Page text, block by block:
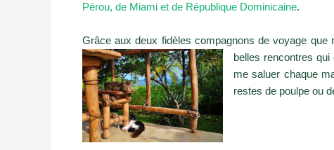
Pérou, de Miami et de République Dominicaine.
Grâce aux deux fidèles compagnons de voyage
belles rencontres
me saluer chaque
restes de poulpe ou